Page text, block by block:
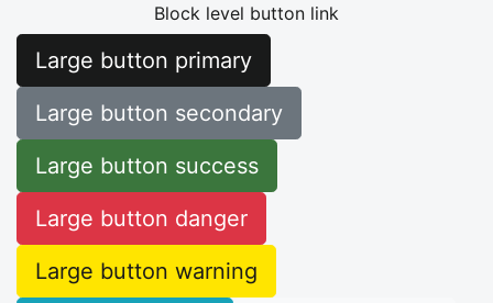
Block level button link
Large button primary
Large button secondary
Large button success
Large button danger
Large button warning